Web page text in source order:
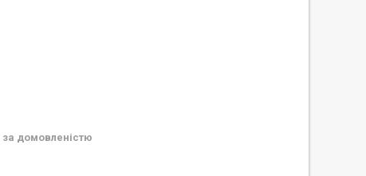
за домовленістю